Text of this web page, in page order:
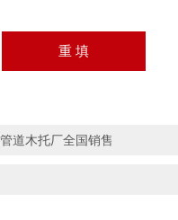
道木托厂全国销售